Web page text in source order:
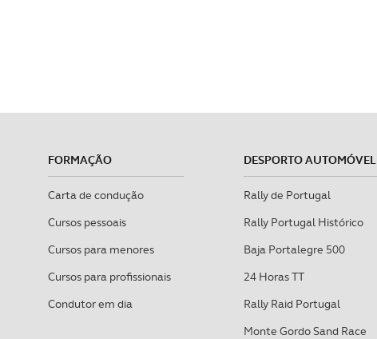
FORMAÇÃO
Carta de condução
Cursos pessoais
Cursos para menores
Cursos para profissionais
Condutor em dia
DESPORTO AUTOMÓVEL
Rally de Portugal
Rally Portugal Histórico
Baja Portalegre 500
24 Horas TT
Rally Raid Portugal
Monte Gordo Sand Race